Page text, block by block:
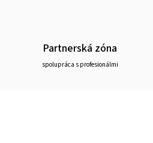
Partnerská zóna
spolupráca s profesionálmi